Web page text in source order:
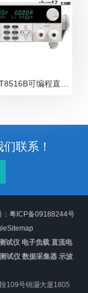
联系！
：粤ICP备09188244号
试仪 电子负载 直流电
试仪 数据采集器 示波
109号锦灏大厦1805